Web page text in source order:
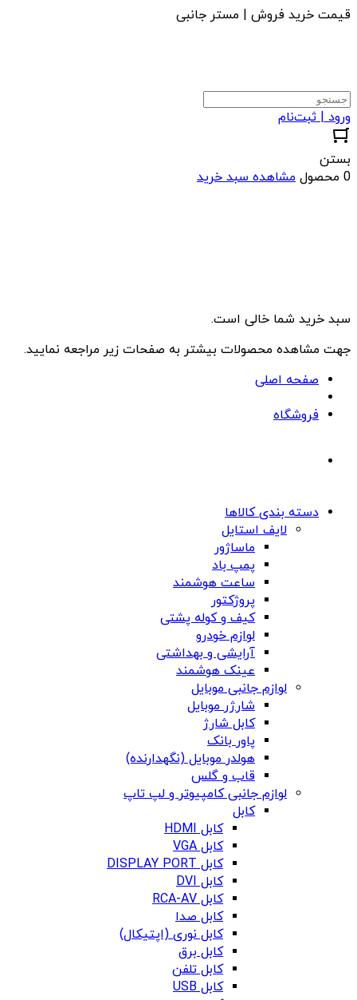
قیمت خرید فروش | مستر جانبی
ورود | ثبت‌نام
بستن
0 محصول
مشاهده سبد خرید
سبد خرید شما خالی است.
جهت مشاهده محصولات بیشتر به صفحات زیر مراجعه نمایید.
صفحه اصلی
فروشگاه
دسته بندی کالاها
لایف استایل
ماساژور
پمپ باد
ساعت هوشمند
پروژکتور
کیف و کوله پشتی
لوازم خودرو
آرایشی و بهداشتی
عینک هوشمند
لوازم جانبی موبایل
شارژر موبایل
کابل شارژ
پاور بانک
هولدر موبایل (نگهدارنده)
قاب و گلس
لوازم جانبی کامپیوتر و لپ تاپ
کابل
کابل HDMI
کابل VGA
کابل DISPLAY PORT
کابل DVI
کابل RCA-AV
کابل صدا
کابل نوری (اپتیکال)
کابل برق
کابل تلفن
کابل USB